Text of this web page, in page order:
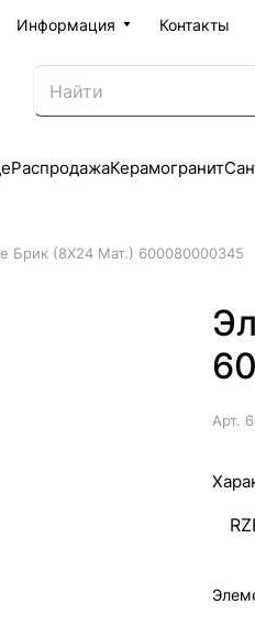
Информация Контакты
РаспродажаКерамогранит
Брик (8X24 Мат.) 600080000345
Арт.